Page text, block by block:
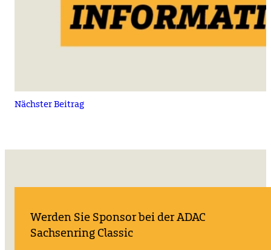
Nächster Beitrag
Werden Sie Sponsor bei der ADAC
Sachsenring Classic